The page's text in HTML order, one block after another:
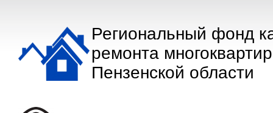
Региональный фонд
ремонта
Пензенской области